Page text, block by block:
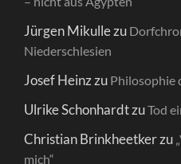
Jürgen Mikullezu
Niederschlesien
Josef Heinzzu Philosophie
Ulrike SchonhardtzuTod
Christian Brinkheetkerzu
mich“